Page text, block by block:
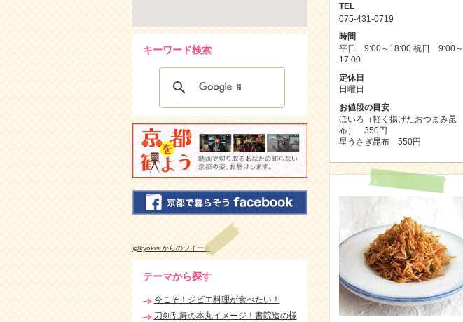
TEL
075-431-0719
時間
平日 9:00～18:00 祝日 9:00～
17:00
定休日
日曜日
お値段の目安
ほいろ（軽く揚げたおつまみ昆
布） 350円
星うさぎ昆布 550円
キーワード検索
@kyokrs からのツイート
テーマから探す
今こそ！ジビエ料理が食べたい！
刀剣乱舞の本丸イメージ！書院造の様